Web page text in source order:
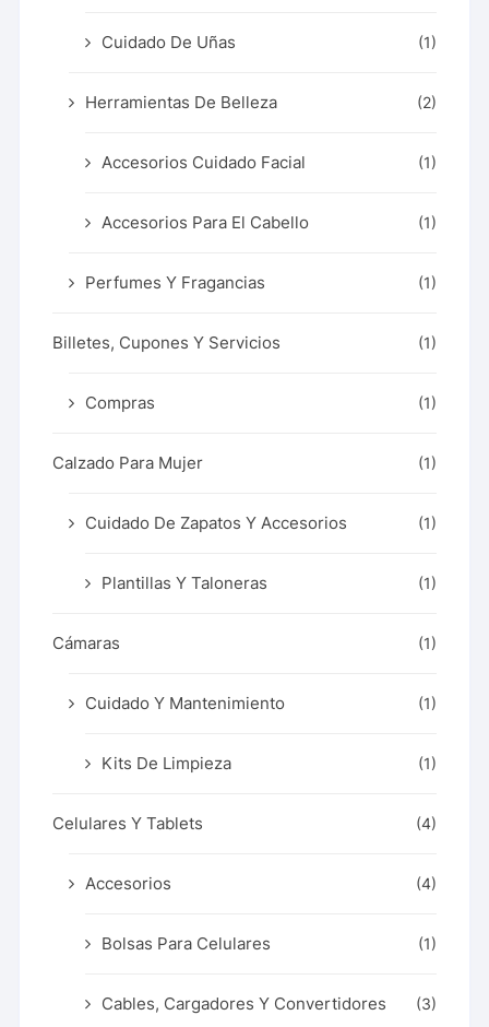
Cuidado De Uñas (1)
Herramientas De Belleza (2)
Accesorios Cuidado Facial (1)
Accesorios Para El Cabello (1)
Perfumes Y Fragancias (1)
Billetes, Cupones Y Servicios (1)
Compras (1)
Calzado Para Mujer (1)
Cuidado De Zapatos Y Accesorios (1)
Plantillas Y Taloneras (1)
Cámaras (1)
Cuidado Y Mantenimiento (1)
Kits De Limpieza (1)
Celulares Y Tablets (4)
Accesorios (4)
Bolsas Para Celulares (1)
Cables, Cargadores Y Convertidores (3)